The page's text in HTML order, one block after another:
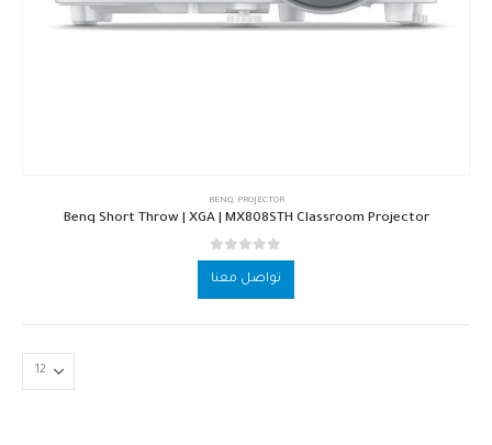
BENQ, PROJECTOR
Benq Short Throw | XGA | MX808STH Classroom Projector
0
out of 5
تواصل معنا